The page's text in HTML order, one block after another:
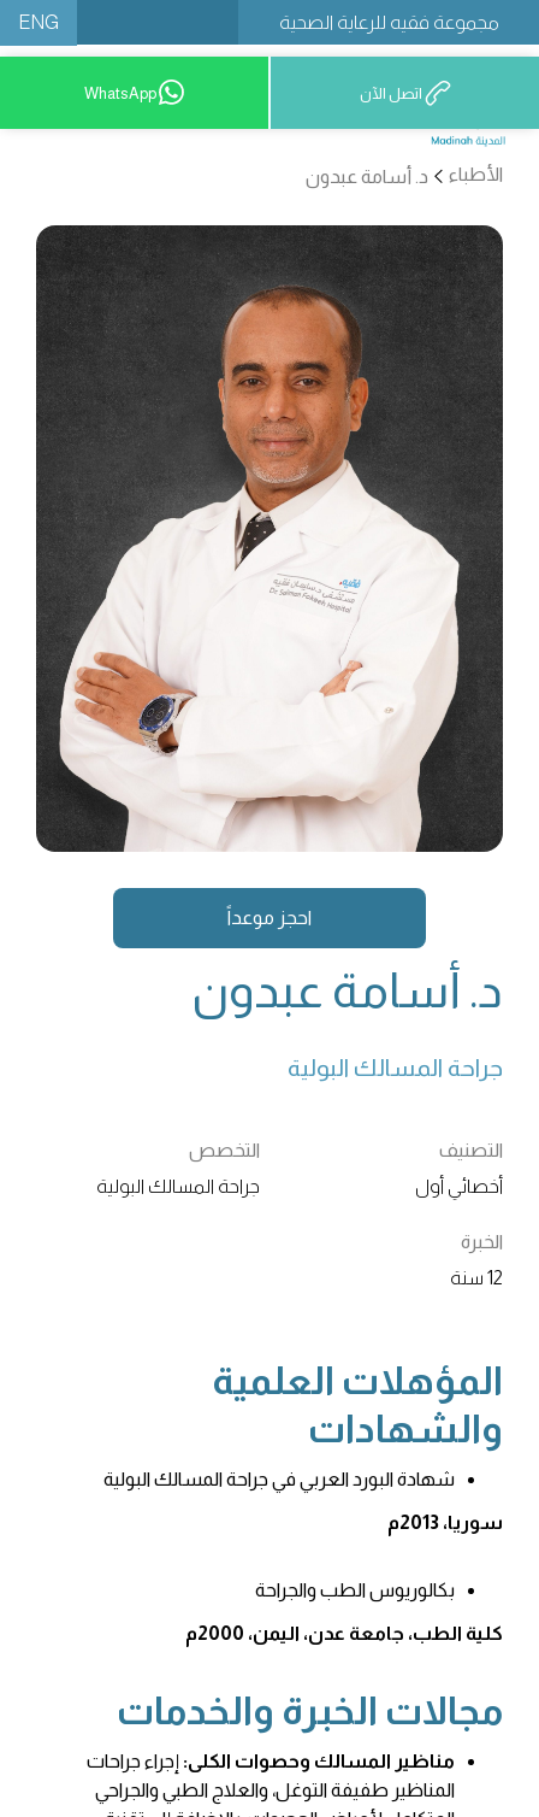
مجموعة فقيه للرعاية الصحية ENG
12777 9200 اتصل الآن WhatsApp
الأطباء د. أسامة عبدون
احجز موعداً
د. أسامة عبدون
جراحة المسالك البولية
التصنيف
أخصائي أول
التخصص
جراحة المسالك البولية
الخبرة
12 سنة
المؤهلات العلمية
والشهادات
شهادة البورد العربي في جراحة المسالك البولية
سوريا، 2013م
بكالوريوس الطب والجراحة
كلية الطب، جامعة عدن، اليمن، 2000م
مجالات الخبرة والخدمات
مناظير المسالك وحصوات الكلى: إجراء جراحات
المناظير طفيفة التوغل، والعلاج الطبي والجراحي